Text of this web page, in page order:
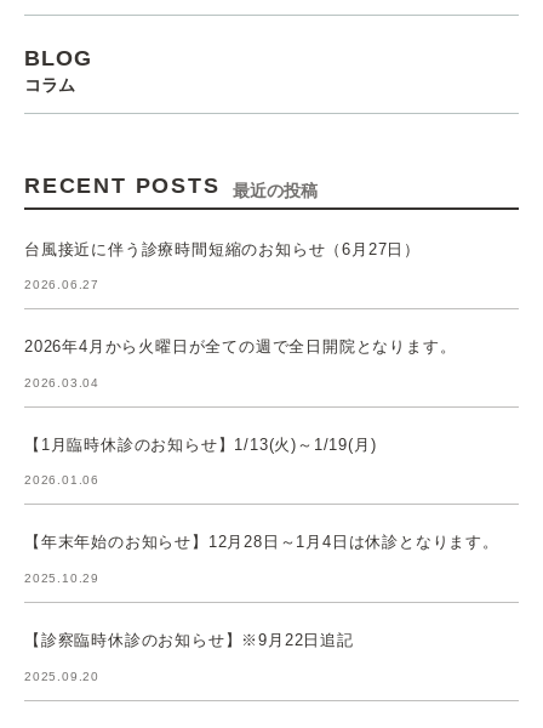
BLOG
コラム
RECENT POSTS 最近の投稿
台風接近に伴う診療時間短縮のお知らせ（6月27日）
2026.06.27
2026年4月から火曜日が全ての週で全日開院となります。
2026.03.04
【1月臨時休診のお知らせ】1/13(火)～1/19(月)
2026.01.06
【年末年始のお知らせ】12月28日～1月4日は休診となります。
2025.10.29
【診察臨時休診のお知らせ】※9月22日追記
2025.09.20